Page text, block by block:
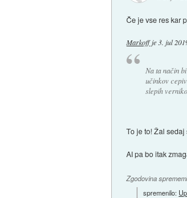
Če je vse res kar
Markoffje 3. jul
Na ta način
učinkov
slepih
To je to! Žal
AI pa bo itak
Zgodovina
spremenilo: